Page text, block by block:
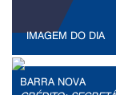
IMAGEM DO DIA
BARRA NOVA